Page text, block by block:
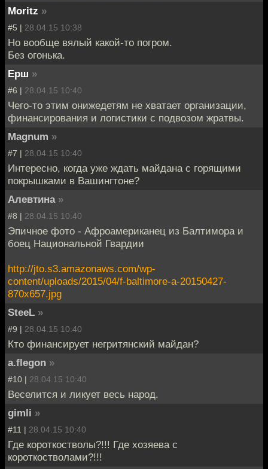
Moritz »
#5 | 28.04.15 10:38
Но вообще вялый какой-то погром.
Без огонька.
Ерш »
#6 | 28.04.15 10:40
Чего-то этим онижедетям не хватает организации,
финансирования и логистики с подвозом жратвы.
Magnum »
#7 | 28.04.15 10:40
Интересно, когда уже ждать майдана с горящими
покрышками в Вашингтоне?
Алевтина »
#8 | 28.04.15 10:40
Эпичное фото - Афроамериканец из Балтимора и
боец Национальной Гвардии
http://jto.s3.amazonaws.com/wp-
content/uploads/2015/04/f-baltimore-a-20150427-
870x657.jpg
SteeL »
#9 | 28.04.15 10:40
Кто финансирует негритянский майдан?
a.flegon »
#10 | 28.04.15 10:40
Веселится и ликует весь народ.
gimli »
#11 | 28.04.15 10:40
Где короткостволы?!!! Где хозяева с
короткостволами?!!!